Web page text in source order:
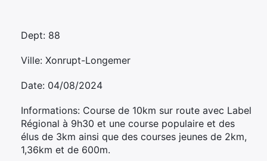
Dept: 88
Ville: Xonrupt-Longemer
Date: 04/08/2024
Informations: Course de 10km sur route avec Label
Régional à 9h30 et une course populaire et des
élus de 3km ainsi que des courses jeunes de 2km,
1,36km et de 600m.